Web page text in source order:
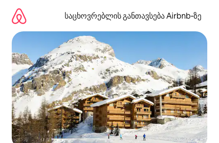
გადასვლა
საცხოვრებლის განთავსება Airbnb‑ზე